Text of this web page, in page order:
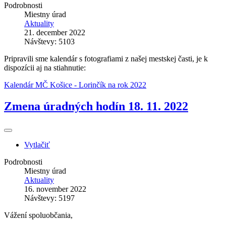
Podrobnosti
Miestny úrad
Aktuality
21. december 2022
Návštevy: 5103
Pripravili sme kalendár s fotografiami z našej mestskej časti, je k
dispozícii aj na stiahnutie:
Kalendár MČ Košice - Lorinčík na rok 2022
Zmena úradných hodín 18. 11. 2022
Vytlačiť
Podrobnosti
Miestny úrad
Aktuality
16. november 2022
Návštevy: 5197
Vážení spoluobčania,